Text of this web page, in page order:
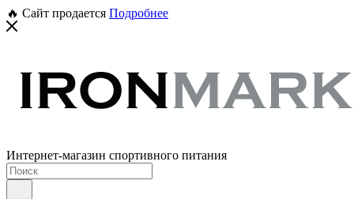
🔥 Сайт продается Подробнее
Интернет-магазин спортивного питания